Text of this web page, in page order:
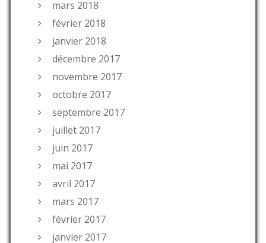
mars 2018
février 2018
janvier 2018
décembre 2017
novembre 2017
octobre 2017
septembre 2017
juillet 2017
juin 2017
mai 2017
avril 2017
mars 2017
février 2017
janvier 2017